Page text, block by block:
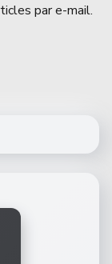
par e-mail.